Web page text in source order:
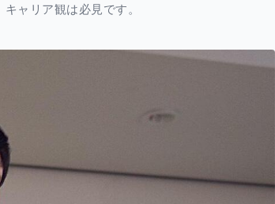
ャリア観は必見です。